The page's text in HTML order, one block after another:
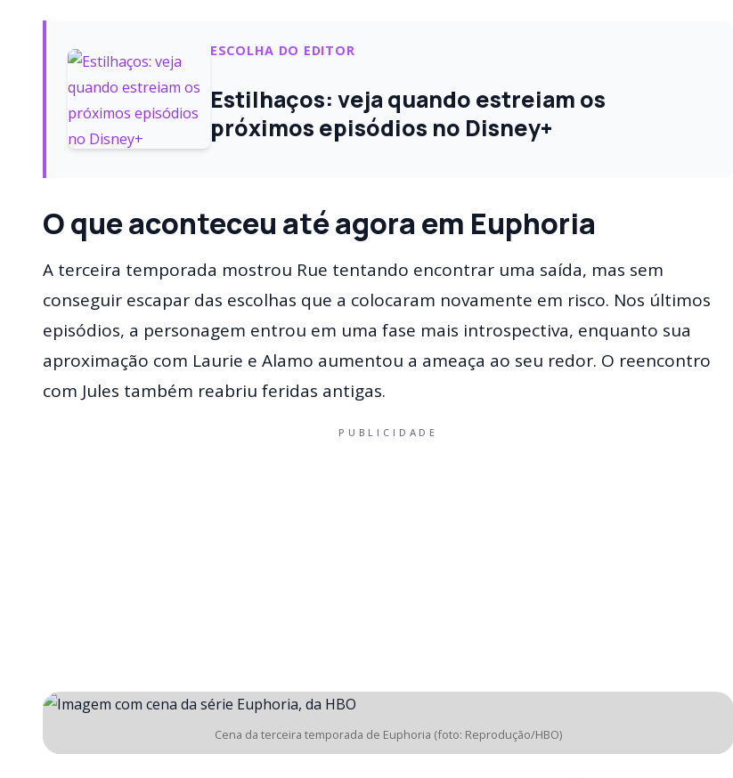
ESCOLHA DO EDITOR
Estilhaços: veja quando estreiam os
próximos episódios no Disney+
O que aconteceu até agora em Euphoria
A terceira temporada mostrou Rue tentando encontrar uma saída, mas sem
conseguir escapar das escolhas que a colocaram novamente em risco. Nos últimos
episódios, a personagem entrou em uma fase mais introspectiva, enquanto sua
aproximação com Laurie e Alamo aumentou a ameaça ao seu redor. O reencontro
com Jules também reabriu feridas antigas.
PUBLICIDADE
Cena da terceira temporada de Euphoria (foto: Reprodução/HBO)